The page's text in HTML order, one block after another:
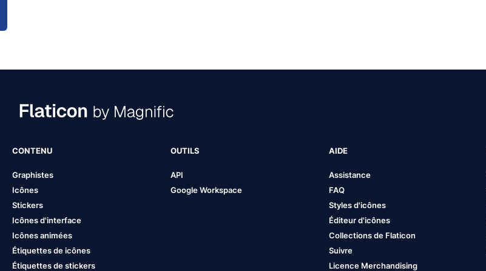
CONTENU
Graphistes
Icônes
Stickers
Icônes d'interface
Icônes animées
Étiquettes de icônes
Étiquettes de stickers
OUTILS
API
Google Workspace
AIDE
Assistance
FAQ
Styles d'icônes
Éditeur d'icônes
Collections de Flaticon
Suivre
Licence Merchandising